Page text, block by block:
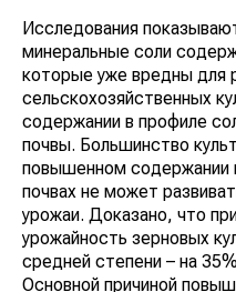
Исследования
минеральные соли
которые уже вредны для
сельскохозяйственных
содержании в профиле
почвы. Большинство
повышенном содержании
почвах не может
урожаи. Доказано, что
урожайность зерновых
средней степени – на
Основной причиной